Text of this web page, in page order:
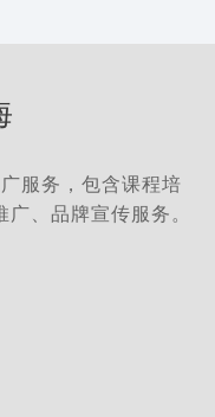
服务，包含课程培
、品牌宣传服务。